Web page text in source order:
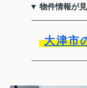
▼ 物件情報が
大津市